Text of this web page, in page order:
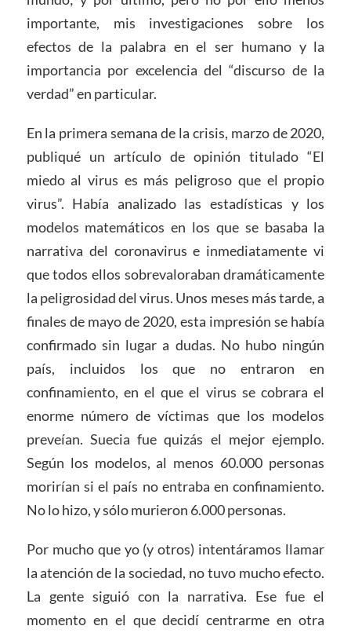
importante, mis investigaciones sobre los
efectos de la palabra en el ser humano y la
importancia por excelencia del “discurso de la
verdad” en particular.
En la primera semana de la crisis, marzo de 2020,
publiqué un artículo de opinión titulado “El
miedo al virus es más peligroso que el propio
virus”. Había analizado las estadísticas y los
modelos matemáticos en los que se basaba la
narrativa del coronavirus e inmediatamente vi
que todos ellos sobrevaloraban dramáticamente
la peligrosidad del virus. Unos meses más tarde, a
finales de mayo de 2020, esta impresión se había
confirmado sin lugar a dudas. No hubo ningún
país, incluidos los que no entraron en
confinamiento, en el que el virus se cobrara el
enorme número de víctimas que los modelos
preveían. Suecia fue quizás el mejor ejemplo.
Según los modelos, al menos 60.000 personas
morirían si el país no entraba en confinamiento.
No lo hizo, y sólo murieron 6.000 personas.
Por mucho que yo (y otros) intentáramos llamar
la atención de la sociedad, no tuvo mucho efecto.
La gente siguió con la narrativa. Ese fue el
momento en el que decidí centrarme en otra